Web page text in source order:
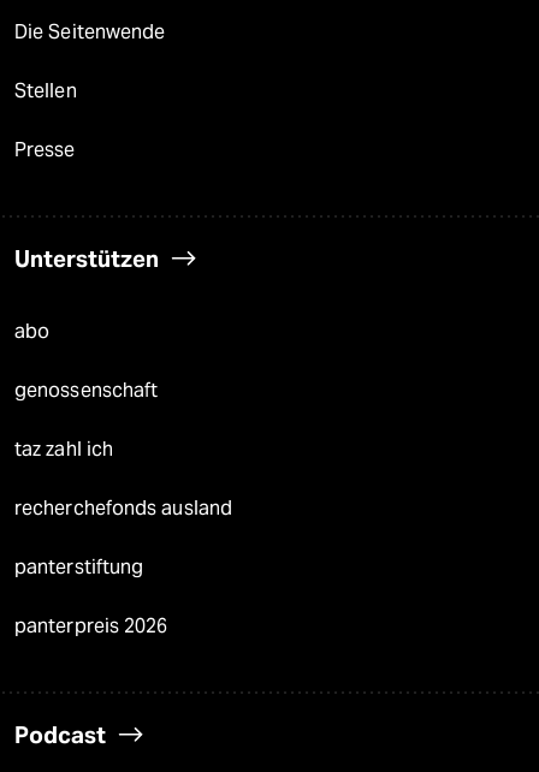
Die Seitenwende
Stellen
Presse
Unterstützen
abo
genossenschaft
taz zahl ich
recherchefonds ausland
panterstiftung
panterpreis 2026
Podcast